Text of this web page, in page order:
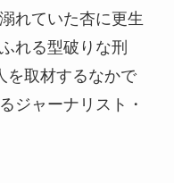
れていた杏に更生
れる型破りな刑
を取材するなかで
ジャーナリスト・